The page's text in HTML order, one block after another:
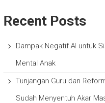
Recent Posts
Dampak Negatif AI untuk
Mental Anak
Tunjangan Guru dan
Sudah Menyentuh Akar